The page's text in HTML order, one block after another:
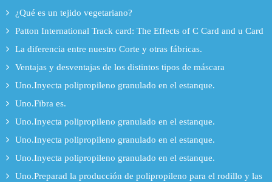
¿Qué es un tejido vegetariano?
Patton International Track card: The Effects of C Card and u Card
La diferencia entre nuestro Corte y otras fábricas.
Ventajas y desventajas de los distintos tipos de máscara
Uno.Inyecta polipropileno granulado en el estanque.
Uno.Fibra es.
Uno.Inyecta polipropileno granulado en el estanque.
Uno.Inyecta polipropileno granulado en el estanque.
Uno.Inyecta polipropileno granulado en el estanque.
Uno.Preparad la producción de polipropileno para el rodillo y las